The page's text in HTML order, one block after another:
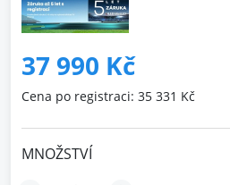
37 990 Kč
Cena po registraci: 35 331 Kč
MNOŽSTVÍ